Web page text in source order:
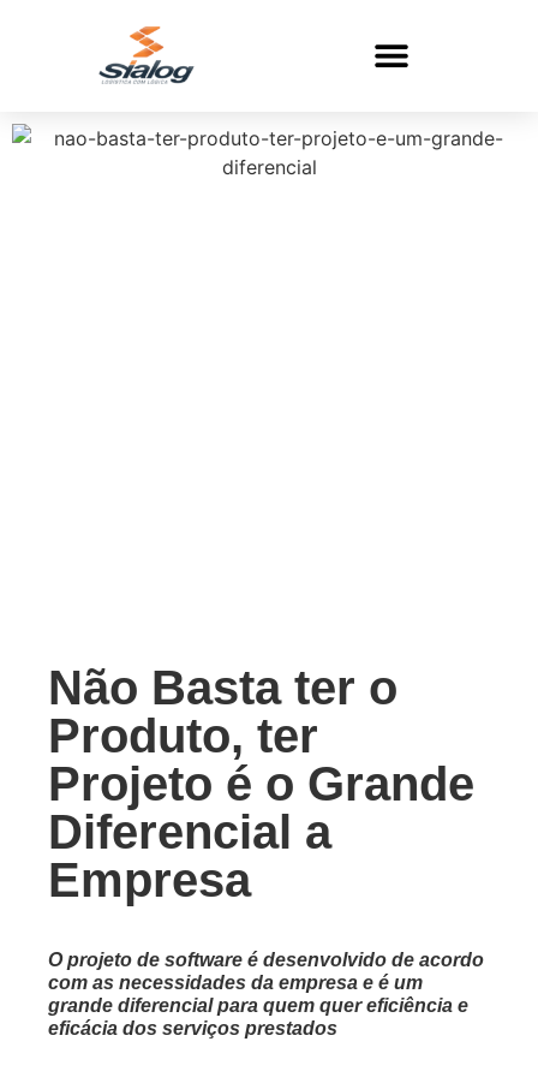
Não Basta ter o
Produto, ter
Projeto é o Grande
Diferencial a
Empresa
O projeto de software é desenvolvido de acordo
com as necessidades da empresa e é um
grande diferencial para quem quer eficiência e
eficácia dos serviços prestados